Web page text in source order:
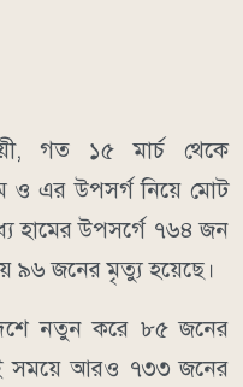
গত ১৫ মার্চ থেকে
ও এর উপসর্গ নিয়ে মোট
হামের উপসর্গে ৭৬৪ জন
৯৬ জনের মৃত্যু হয়েছে।
নতুন করে ৮৫ জনের
সময়ে আরও ৭৩৩ জনের